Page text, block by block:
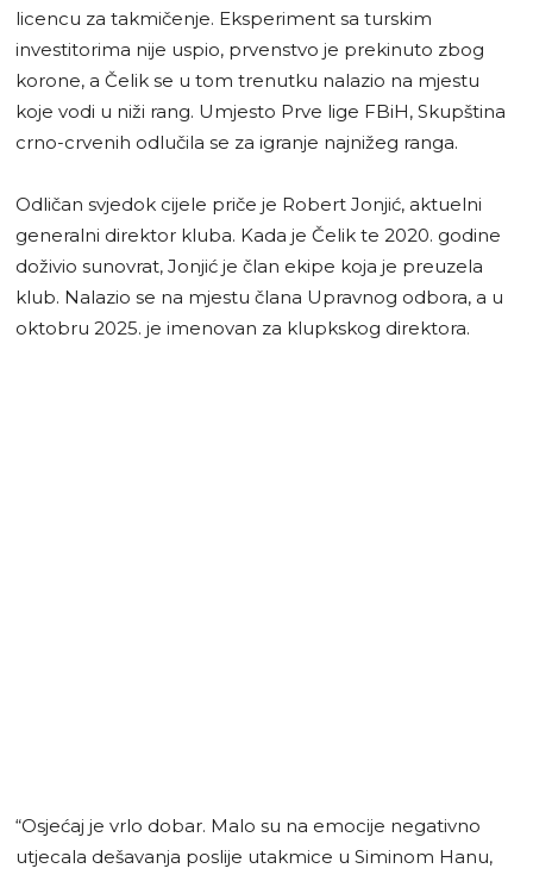
licencu za takmičenje. Eksperiment sa turskim
investitorima nije uspio, prvenstvo je prekinuto zbog
korone, a Čelik se u tom trenutku nalazio na mjestu
koje vodi u niži rang. Umjesto Prve lige FBiH, Skupština
crno-crvenih odlučila se za igranje najnižeg ranga.
Odličan svjedok cijele priče je Robert Jonjić, aktuelni
generalni direktor kluba. Kada je Čelik te 2020. godine
doživio sunovrat, Jonjić je član ekipe koja je preuzela
klub. Nalazio se na mjestu člana Upravnog odbora, a u
oktobru 2025. je imenovan za klupkskog direktora.
“Osjećaj je vrlo dobar. Malo su na emocije negativno
utjecala dešavanja poslije utakmice u Siminom Hanu,